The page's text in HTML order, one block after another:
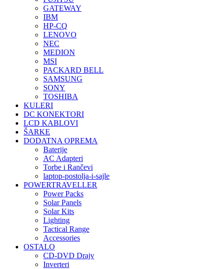
GATEWAY
IBM
HP-CQ
LENOVO
NEC
MEDION
MSI
PACKARD BELL
SAMSUNG
SONY
TOSHIBA
KULERI
DC KONEKTORI
LCD KABLOVI
ŠARKE
DODATNA OPREMA
Baterije
AC Adapteri
Torbe i Rančevi
laptop-postolja-i-sajle
POWERTRAVELLER
Power Packs
Solar Panels
Solar Kits
Lighting
Tactical Range
Accessories
OSTALO
CD-DVD Drajv
Inverteri